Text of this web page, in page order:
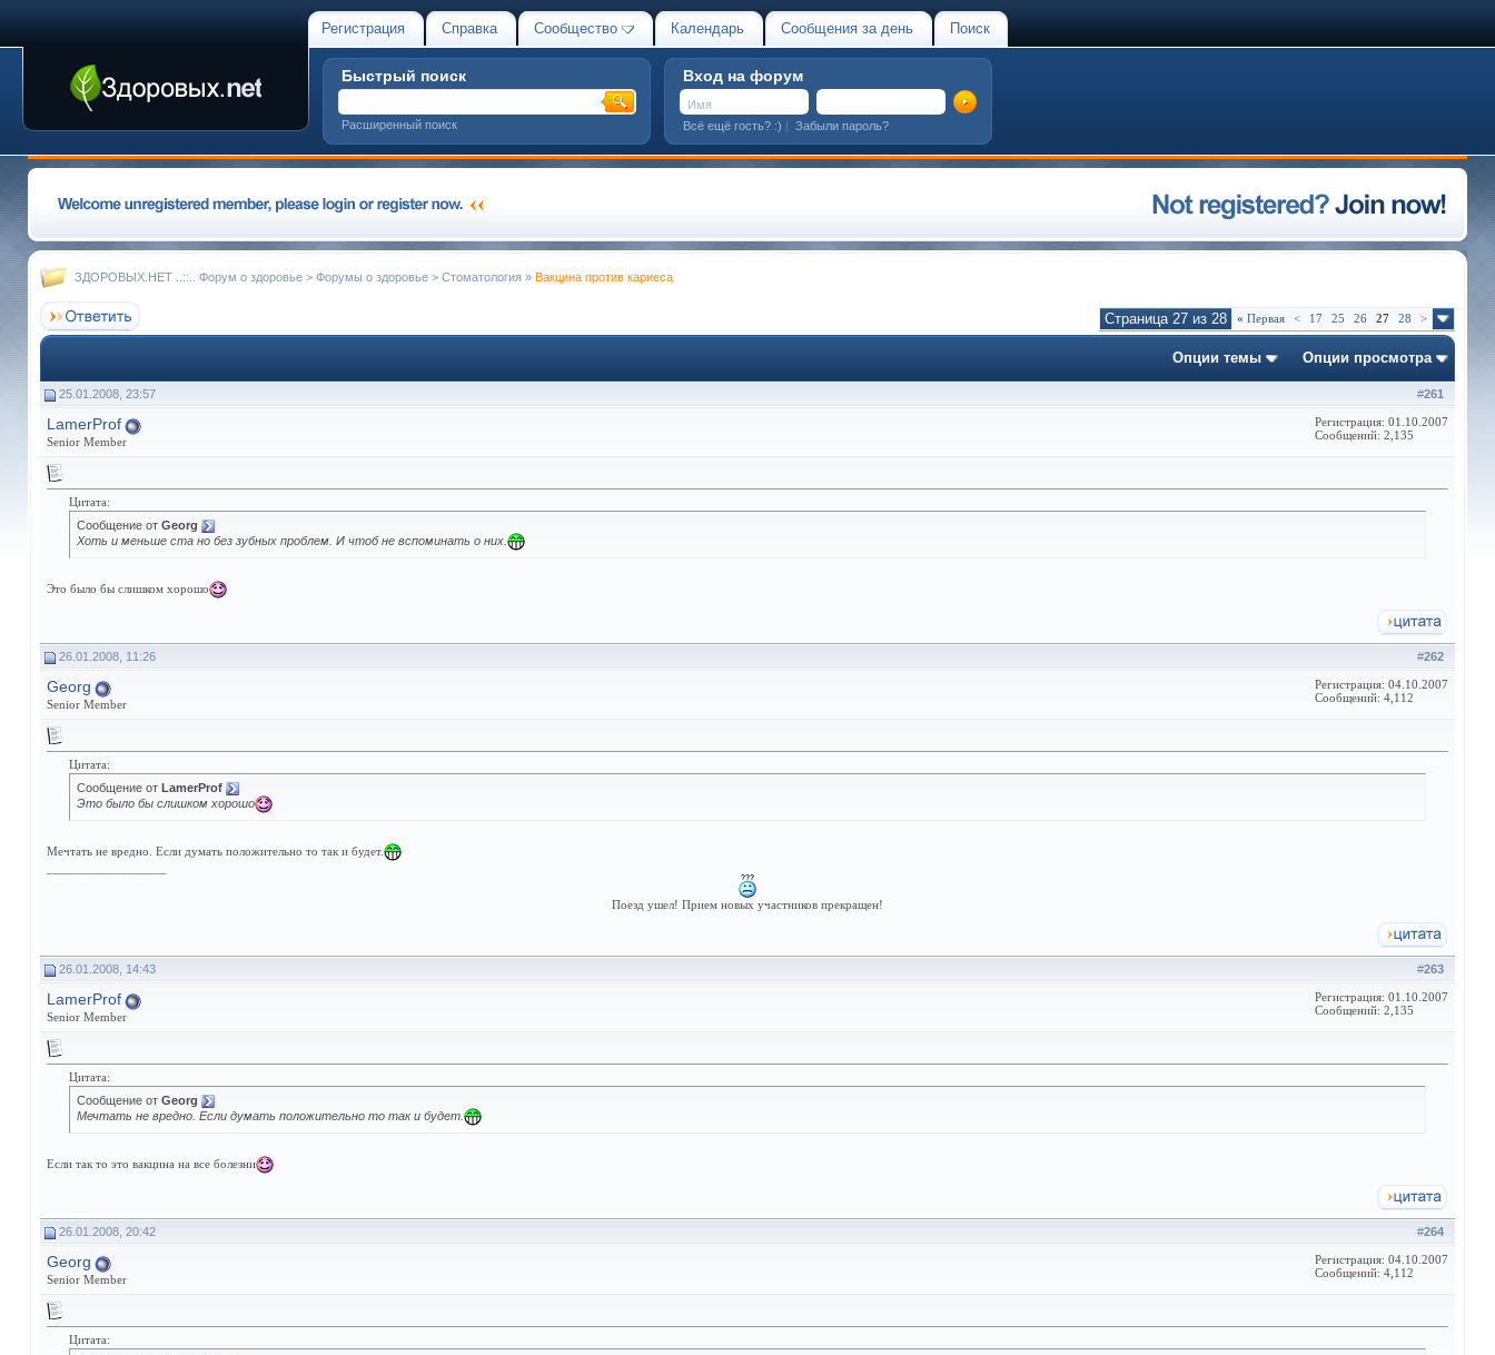
Регистрация Справка Сообщество Календарь Сообщения за день Поиск
Быстрый поиск
Расширенный поиск
Вход на форум
Всё ещё гость? :) | Забыли пароль?
ЗДОРОВЫХ.НЕТ ..::.. Форум о здоровье > Форумы о здоровье > Стоматология » Вакцина против кариеса
Страница 27 из 28 « Первая < 17 25 26 27 28 >
Опции темы Опции просмотра
#261
25.01.2008, 23:57
LamerProf
Senior Member
Регистрация: 01.10.2007
Сообщений: 2,135
Цитата:
Сообщение от Georg
Хоть и меньше ста но без зубных проблем. И чтоб не вспоминать о них.
Это было бы слишком хорошо
#262
26.01.2008, 11:26
Georg
Senior Member
Регистрация: 04.10.2007
Сообщений: 4,112
Цитата:
Сообщение от LamerProf
Это было бы слишком хорошо
Мечтать не вредно. Если думать положительно то так и будет.
Поезд ушел! Прием новых участников прекращен!
#263
26.01.2008, 14:43
LamerProf
Senior Member
Регистрация: 01.10.2007
Сообщений: 2,135
Цитата:
Сообщение от Georg
Мечтать не вредно. Если думать положительно то так и будет.
Если так то это вакцина на все болезни
#264
26.01.2008, 20:42
Georg
Senior Member
Регистрация: 04.10.2007
Сообщений: 4,112
Цитата: